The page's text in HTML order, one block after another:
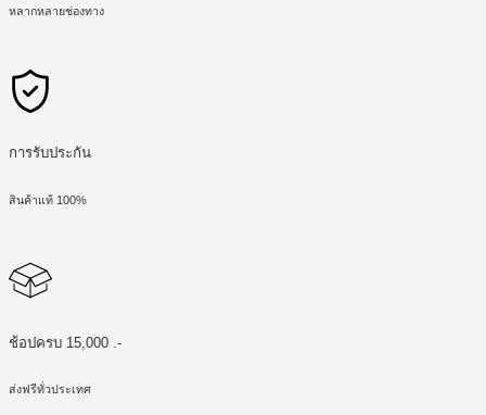
หลากหลายช่องทาง
การรับประกัน
สินค้าแท้ 100%
ช้อปครบ 15,000 .-
ส่งฟรีทั่วประเทศ